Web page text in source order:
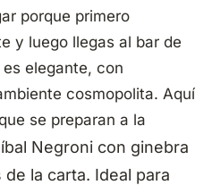
porque primero
y luego llegas al bar de
elegante, con
cosmopolita. Aquí
se preparan a la
Negroni con ginebra
la carta. Ideal para